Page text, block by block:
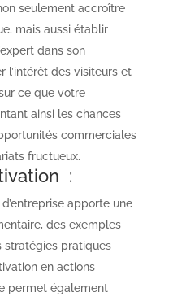
seulement accroître
mais aussi établir
dans son
l’intérêt des visiteurs et
ce que votre
ainsi les chances
commerciales
fructueux.
:
apporte une
des exemples
stratégies pratiques
en actions
permet également